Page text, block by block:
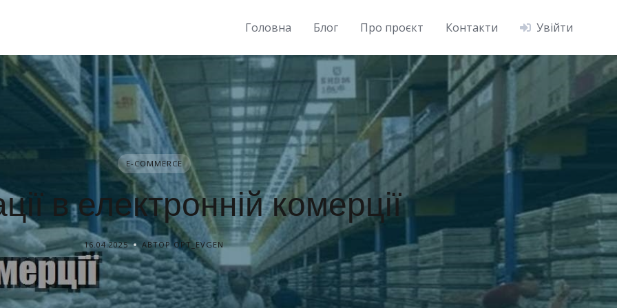
Головна Блог Про проєкт Контакти Увійти
E-COMMERCE
в електронній комерції
16.04.2025 АВТОР OPT_EVGEN